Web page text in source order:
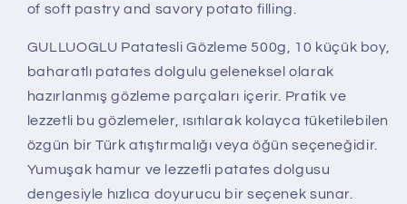
of soft pastry and savory potato filling.
GULLUOGLU Patatesli Gözleme 500g, 10 küçük boy,
baharatlı patates dolgulu geleneksel olarak
hazırlanmış gözleme parçaları içerir. Pratik ve
lezzetli bu gözlemeler, ısıtılarak kolayca tüketilebilen
özgün bir Türk atıştırmalığı veya öğün seçeneğidir.
Yumuşak hamur ve lezzetli patates dolgusu
dengesiyle hızlıca doyurucu bir seçenek sunar.